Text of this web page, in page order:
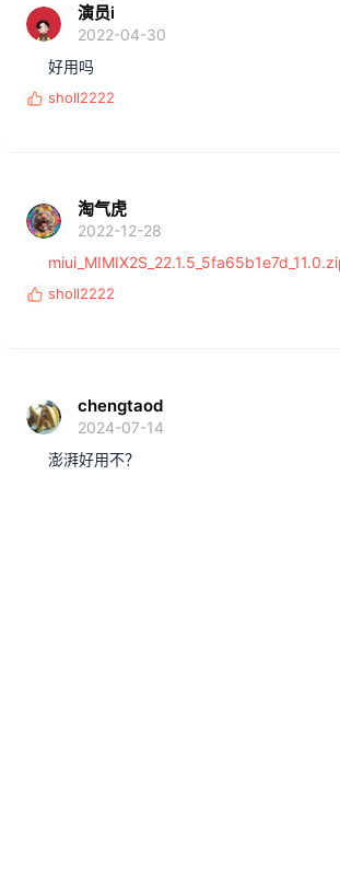
演员i
2022-04-30
好用吗
反 sholl2222
淘气虎
2022-12-28
反 sholl2222
chengtaod
2024-07-14
澎湃好用不？